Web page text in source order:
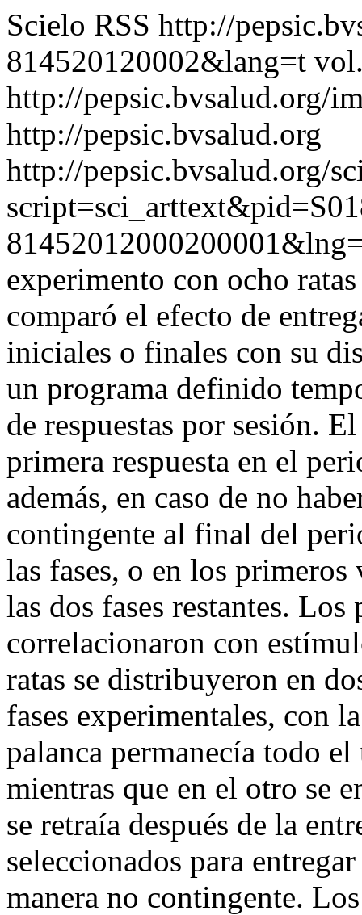
Scielo RSS http://
814520120002&lang=t
http://pepsic.bvsalud.org/
http://pepsic.bvsalud.org
http://pepsic.bvsalud.org/
experimento con ocho
comparó el efecto de
iniciales o finales con su
un programa definido
de respuestas por sesión.
primera respuesta en el
además, en caso de no
contingente al final del
las fases, o en los
las dos fases restantes.
correlacionaron con
ratas se distribuyeron en
fases experimentales, con
palanca permanecía todo
mientras que en el otro se
se retraía después de la
seleccionados para
manera no contingente.